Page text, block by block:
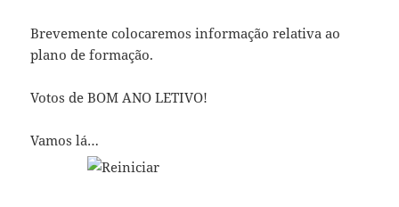
Brevemente colocaremos informação relativa ao
plano de formação.
Votos de BOM ANO LETIVO!
Vamos lá…